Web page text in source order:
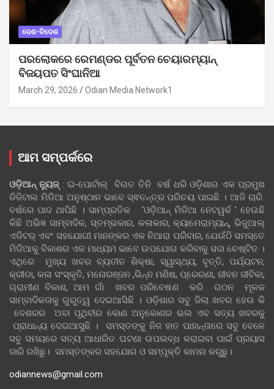
ଦେଶ-ବିଦେଶ
ପରଲୋକରେ ରେମଣ୍ଡର ପୂର୍ବତନ ଚେୟାରମ୍ୟାନ୍
ବିଜୟପତ ସିଂଘାନିଆ
March 29, 2026 Odian Media Network1
ଆମ ସମ୍ପର୍କରେ
ଓଡ଼ିଆନ୍‍ ନ୍ୟୁଜ୍‍: ଇ-ପୋର୍ଟାଲ୍ ବିଗତ ତିନି ବର୍ଷ ଧରି ଓଡ଼ିଶାର ଏକ ପ୍ରମୁଖ
ଡିଜିଟାଲ ମିଡିଆ ଅନୁଷ୍ଠାନ ଭାବେ ସ୍ଵତନ୍ତ୍ର ପରିଚୟ ପାଇଛି । ଆଜି ଚାରି
ବର୍ଷରେ ପାଦ ଥାପିଛି । ସାମ୍ପ୍ରତିକ ‘ଓଡ଼ିଆନ୍‍ ମିଡିଆ ନେଟୱର୍କ ’ ହେଉଛି
କିଛି ଅଭିଜ୍ଞ ସାମ୍ବାଦିକ, ସ୍ତମ୍ଭକାର, କଳାକାର, କ୍ୟାମେରାମ୍ୟାନ୍, ଭିଜୁଆଲ୍
ଏଡିଟର୍ ଏବଂ ସହଯୋଗୀ ମାନଙ୍କର ଏକ ନିଆରା ପରିବାର, ଯେଉଁଠି ସମସ୍ତେ
ମିଡିଆକୁ ବିକାଶର ଏକ ମାଧ୍ୟମ ଭାବେ ଉପଯୋଗ କରିବାକୁ ସଦା ଚେଷ୍ଟିତ ।
ଏଥିରେ ମୁଖ୍ୟ ଖବର ବ୍ୟତୀତ ଶିକ୍ଷା, ସ୍ୱାସ୍ଥ୍ୟ, ବୃତ୍ତି, ପର୍ଯ୍ୟଟନ,
କ୍ରୀଡା, କଳା ସଂସ୍କୃତି, ମନୋରଞ୍ଜନ ,ଭିନ୍ନ ମଣିଷ, ପ୍ରେରଣା, ଜୀବନ ଜୀବିକା,
ଗ୍ରାମୀଣ ବିକାଶ, ଆମ ଗାଁ ଖବର ପରିବେଷଣ କରି ଗଠନ ମୂଳକ
ସାମ୍ବାଦିକତାକୁ ଗୁରୁତ୍ୱ ଦେଇଆସିଛି । ଓଡ଼ିଶାର ସବୁ ଜିଲା ଖବର ହେଉ କି
ଦେଶରର ଅବା ପୃଥିବୀର କୋଣ ଅନୁକୋଣର ଭଲ ଏବ ସତ୍ୟ ଖବରକୁ
ପ୍ରାଧାନ୍ୟ ଦେଇଆସୁଛି । ସମସ୍ତଙ୍କୁ ନିଜ ହାତ ପାହାନ୍ତାରେ ସବୁ ବେଳେ
ସବୁ ସମୟରେ ସତ୍ୟ ଆଧାରିତ ଘଟଣା ଉପଲବ୍ଧ କରାଇବା ପାଇଁ ପ୍ରୟାସ
ଜାରି ରଖିଛୁ। ସମସ୍ତଙ୍କର ସହଯୋଗ ଓ ସମ୍ପୃକ୍ତି କାମନା କରୁଛୁ।
odiannews@gmail.com